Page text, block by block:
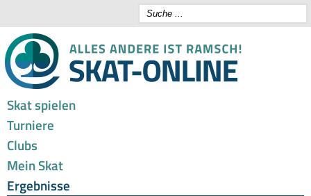
Skat spielen
Turniere
Clubs
Mein Skat
Ergebnisse